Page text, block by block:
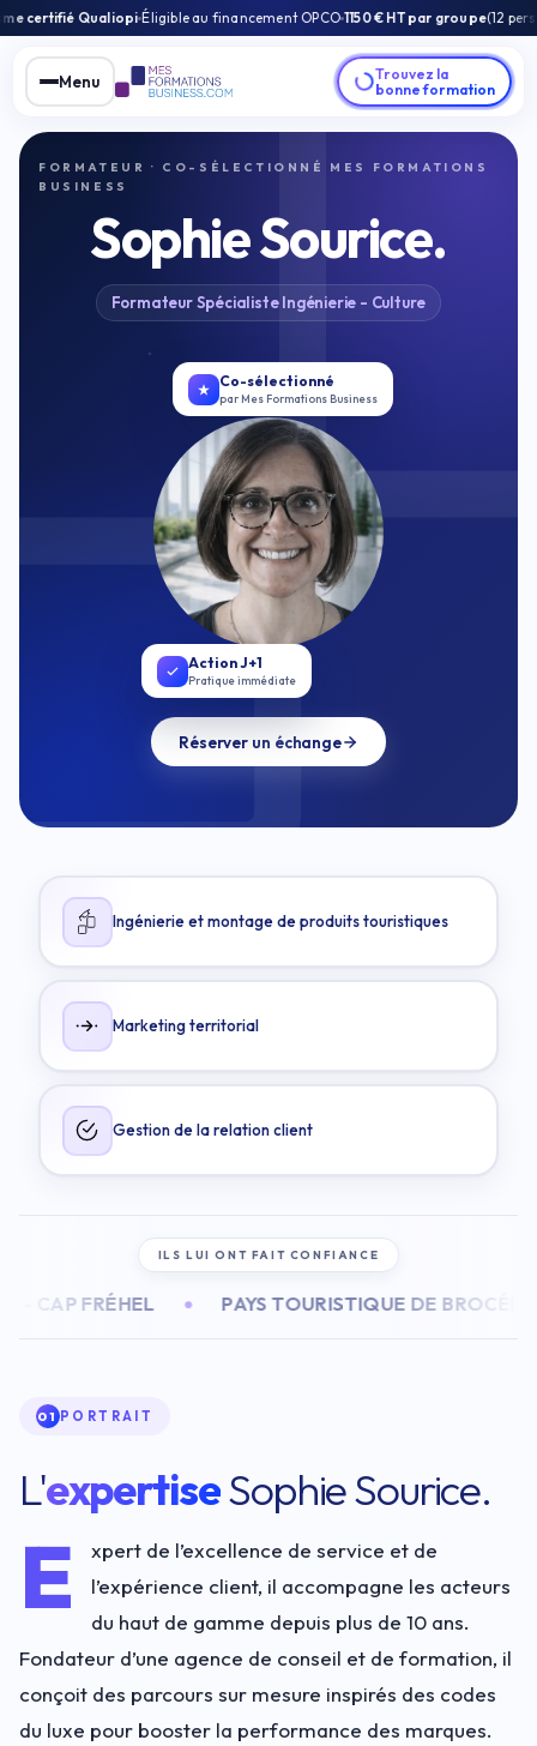
au financement OPCO 1150 € HT par groupe(12 personnes max) et par jour
Menu
Trouvez la
bonne formation
FORMATEUR · CO-SÉLECTIONNÉ MES FORMATIONS
BUSINESS
Sophie Sourice.
Formateur Spécialiste Ingénierie - Culture
Réserver un échange
Co-sélectionné
par Mes Formations Business
Action J+1
Pratique immédiate
Ingénierie et montage de produits touristiques
Marketing territorial
Gestion de la relation client
ILS LUI ONT FAIT CONFIANCE
● PAYS TOURISTIQUE DE BROCÉLIANDE
01PORTRAIT
L'expertiseSophie Sourice.
E
xpert de l’excellence de service et de
l’expérience client, il accompagne les acteurs
du haut de gamme depuis plus de 10 ans.
Fondateur d’une agence de conseil et de formation, il
conçoit des parcours sur mesure inspirés des codes
du luxe pour booster la performance des marques.